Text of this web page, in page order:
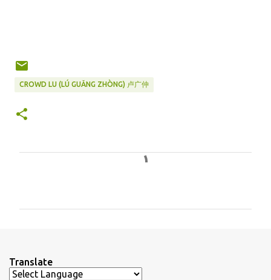
CROWD LU (LÚ GUǍNG ZHÒNG) 卢广仲
t
Translate